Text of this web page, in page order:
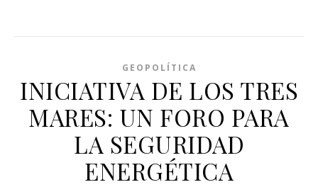
GEOPOLÍTICA
INICIATIVA DE LOS TRES
MARES: UN FORO PARA
LA SEGURIDAD
ENERGÉTICA